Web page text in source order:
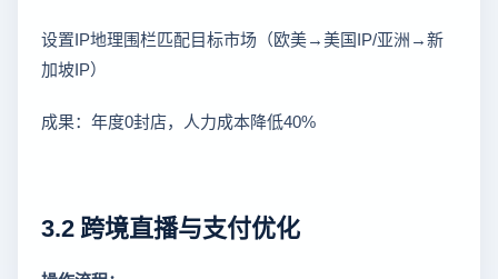
设置IP地理围栏匹配目标市场（欧美→美国IP/亚洲→新
加坡IP）
成果：年度0封店，人力成本降低40%
3.2 跨境直播与支付优化